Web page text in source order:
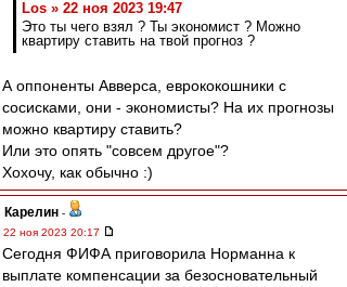
Los » 22 ноя 2023 19:47
Это ты чего взял ? Ты экономист ? Можно
квартиру ставить на твой прогноз ?
А оппоненты Авверса, еврококошники с
сосисками, они - экономисты? На их прогнозы
можно квартиру ставить?
Или это опять "совсем другое"?
Хохочу, как обычно :)
Карелин -
22 ноя 2023 20:17
Сегодня ФИФА приговорила Норманна к
выплате компенсации за безосновательный